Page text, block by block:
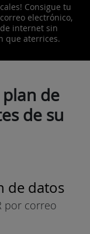
Consigue tu
electrónico,
internet sin
que aterrices.
de
de su
de datos
por correo